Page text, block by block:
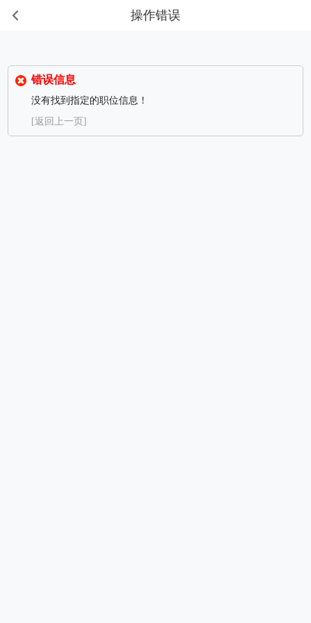
操作错误
错误信息
没有找到指定的职位信息！
[返回上一页]